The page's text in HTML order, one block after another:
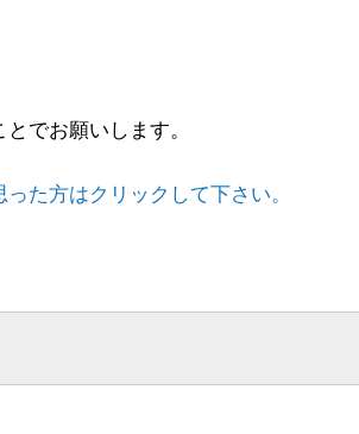
でお願いします。
た方はクリックして下さい。